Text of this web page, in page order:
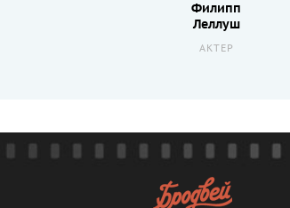
Филипп
Леллуш
АКТЕР